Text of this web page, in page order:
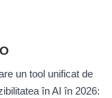
un tool unificat de
în AI în 2026: